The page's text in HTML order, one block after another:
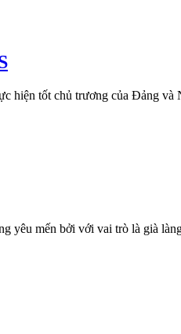
hiện tốt chủ trương của Đảng và
mến bởi với vai trò là già